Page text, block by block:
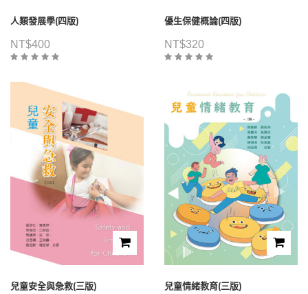
人類發展學(四版)
NT$400
優生保健概論(四版)
NT$320
兒童安全與急救(三版) 兒童情緒教育(三版)